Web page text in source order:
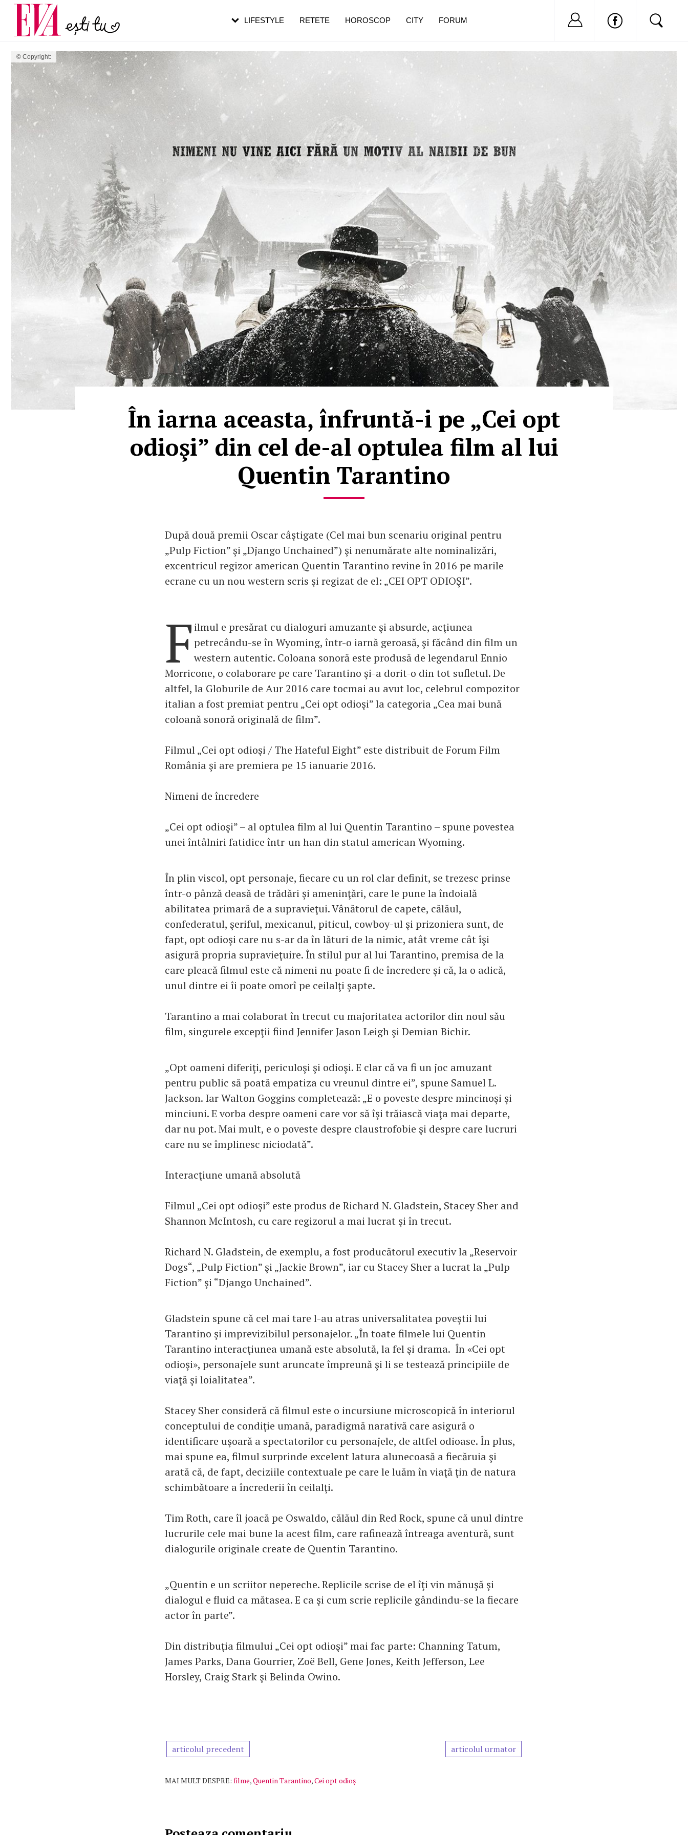
© Copyright:
În iarna aceasta, înfruntă-i pe „Cei opt
odioşi” din cel de-al optulea film al lui
Quentin Tarantino
După două premii Oscar câştigate (Cel mai bun scenariu original pentru
„Pulp Fiction” şi „Django Unchained”) şi nenumărate alte nominalizări,
excentricul regizor american Quentin Tarantino revine în 2016 pe marile
ecrane cu un nou western scris şi regizat de el: „CEI OPT ODIOŞI”.
F ilmul e presărat cu dialoguri amuzante şi absurde, acţiunea
petrecându-se în Wyoming, într-o iarnă geroasă, şi făcând din film un
western autentic. Coloana sonoră este produsă de legendarul Ennio
Morricone, o colaborare pe care Tarantino şi-a dorit-o din tot sufletul. De
altfel, la Globurile de Aur 2016 care tocmai au avut loc, celebrul compozitor
italian a fost premiat pentru „Cei opt odioşi” la categoria „Cea mai bună
coloană sonoră originală de film”.
Filmul „Cei opt odioşi / The Hateful Eight” este distribuit de Forum Film
România şi are premiera pe 15 ianuarie 2016.
Nimeni de încredere
„Cei opt odioşi” – al optulea film al lui Quentin Tarantino – spune povestea
unei întâlniri fatidice într-un han din statul american Wyoming.
În plin viscol, opt personaje, fiecare cu un rol clar definit, se trezesc prinse
într-o pânză deasă de trădări şi ameninţări, care le pune la îndoială
abilitatea primară de a supravieţui. Vânătorul de capete, călăul,
confederatul, şeriful, mexicanul, piticul, cowboy-ul şi prizoniera sunt, de
fapt, opt odioşi care nu s-ar da în lături de la nimic, atât vreme cât îşi
asigură propria supravieţuire. În stilul pur al lui Tarantino, premisa de la
care pleacă filmul este că nimeni nu poate fi de încredere şi că, la o adică,
unul dintre ei îi poate omorî pe ceilalţi şapte.
Tarantino a mai colaborat în trecut cu majoritatea actorilor din noul său
film, singurele excepţii fiind Jennifer Jason Leigh şi Demian Bichir.
„Opt oameni diferiţi, periculoşi şi odioşi. E clar că va fi un joc amuzant
pentru public să poată empatiza cu vreunul dintre ei”, spune Samuel L.
Jackson. Iar Walton Goggins completează: „E o poveste despre mincinoşi şi
minciuni. E vorba despre oameni care vor să îşi trăiască viaţa mai departe,
dar nu pot. Mai mult, e o poveste despre claustrofobie şi despre care lucruri
care nu se împlinesc niciodată”.
Interacţiune umană absolută
Filmul „Cei opt odioşi” este produs de Richard N. Gladstein, Stacey Sher and
Shannon McIntosh, cu care regizorul a mai lucrat şi în trecut.
Richard N. Gladstein, de exemplu, a fost producătorul executiv la „Reservoir
Dogs“, „Pulp Fiction” şi „Jackie Brown”, iar cu Stacey Sher a lucrat la „Pulp
Fiction” şi “Django Unchained”.
Gladstein spune că cel mai tare l-au atras universalitatea poveştii lui
Tarantino şi imprevizibilul personajelor. „În toate filmele lui Quentin
Tarantino interacţiunea umană este absolută, la fel şi drama. În «Cei opt
odioşi», personajele sunt aruncate împreună şi li se testează principiile de
viaţă şi loialitatea”.
Stacey Sher consideră că filmul este o incursiune microscopică în interiorul
conceptului de condiţie umană, paradigmă narativă care asigură o
identificare uşoară a spectatorilor cu personajele, de altfel odioase. În plus,
mai spune ea, filmul surprinde excelent latura alunecoasă a fiecăruia şi
arată că, de fapt, deciziile contextuale pe care le luăm în viaţă ţin de natura
schimbătoare a încrederii în ceilalţi.
Tim Roth, care îl joacă pe Oswaldo, călăul din Red Rock, spune că unul dintre
lucrurile cele mai bune la acest film, care rafinează întreaga aventură, sunt
dialogurile originale create de Quentin Tarantino.
„Quentin e un scriitor nepereche. Replicile scrise de el îţi vin mănuşă şi
dialogul e fluid ca mătasea. E ca şi cum scrie replicile gândindu-se la fiecare
actor în parte”.
Din distribuţia filmului „Cei opt odioşi” mai fac parte: Channing Tatum,
James Parks, Dana Gourrier, Zoë Bell, Gene Jones, Keith Jefferson, Lee
Horsley, Craig Stark şi Belinda Owino.
articolul precedent articolul urmator
MAI MULT DESPRE: filme,Quentin Tarantino,Cei opt odioş
LIFESTYLE RETETE HOROSCOP CITY FORUM Nu ai cont?
Carieră
Actualitate
pe măsură ce înaintezi în vârstă